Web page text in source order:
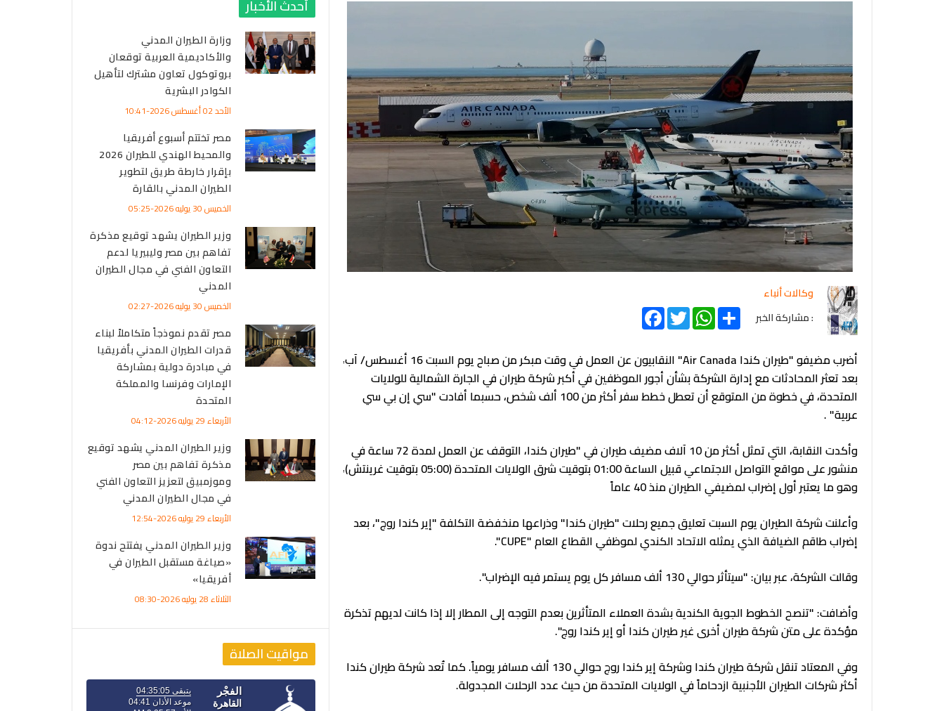
وكالات أنباء
: مشاركة الخبر
FacebookTwitter
WhatsAppShare
أضرب مضيفو "طيران كندا Air Canada" النقابيون عن العمل في وقت مبكر من صباح يوم السبت 16 أغسطس/ آب،
بعد تعثر المحادثات مع إدارة الشركة بشأن أجور الموظفين في أكبر شركة طيران في الجارة الشمالية للولايات
المتحدة، في خطوة من المتوقع أن تعطل خطط سفر أكثر من 100 ألف شخص، حسبما أفادت "سي إن بي سي
عربية" .
وأكدت النقابة، التي تمثل أكثر من 10 آلاف مضيف طيران في "طيران كندا، التوقف عن العمل لمدة 72 ساعة في
منشور على مواقع التواصل الاجتماعي قبيل الساعة 01:00 بتوقيت شرق الولايات المتحدة (05:00 بتوقيت غرينتش)،
وهو ما يعتبر أول إضراب لمضيفي الطيران منذ 40 عاماً
وأعلنت شركة الطيران يوم السبت تعليق جميع رحلات "طيران كندا" وذراعها منخفضة التكلفة "إير كندا روج"، بعد
إضراب طاقم الضيافة الذي يمثله الاتحاد الكندي لموظفي القطاع العام "CUPE".
وقالت الشركة، عبر بيان: "سيتأثر حوالي 130 ألف مسافر كل يوم يستمر فيه الإضراب".
وأضافت: "تنصح الخطوط الجوية الكندية بشدة العملاء المتأثرين بعدم التوجه إلى المطار إلا إذا كانت لديهم تذكرة
مؤكدة على متن شركة طيران أخرى غير طيران كندا أو إير كندا روج".
وفي المعتاد تنقل شركة طيران كندا وشركة إير كندا روج حوالي 130 ألف مسافر يومياً. كما تُعد شركة طيران كندا
أكثر شركات الطيران الأجنبية ازدحاماً في الولايات المتحدة من حيث عدد الرحلات المجدولة.
أحدث الأخبار
وزارة الطيران المدني
والأكاديمية العربية توقعان
بروتوكول تعاون مشترك لتأهيل
الكوادر البشرية
الأحد 02 أغسطس 2026-10:41
مصر تختتم أسبوع أفريقيا
والمحيط الهندي للطيران 2026
بإقرار خارطة طريق لتطوير
الطيران المدني بالقارة
الخميس 30 يوليه 2026-05:25
وزير الطيران يشهد توقيع مذكرة
تفاهم بين مصر وليبيريا لدعم
التعاون الفني في مجال الطيران
المدني
الخميس 30 يوليه 2026-02:27
مصر تقدم نموذجاً متكاملاً لبناء
قدرات الطيران المدني بأفريقيا
في مبادرة دولية بمشاركة
الإمارات وفرنسا والمملكة
المتحدة
الأربعاء 29 يوليه 2026-04:12
وزير الطيران المدني يشهد توقيع
مذكرة تفاهم بين مصر
وموزمبيق لتعزيز التعاون الفني
في مجال الطيران المدني
الأربعاء 29 يوليه 2026-12:54
وزير الطيران المدني يفتتح ندوة
«صياغة مستقبل الطيران في
أفريقيا»
الثلاثاء 28 يوليه 2026-08:30
مواقيت الصلاة